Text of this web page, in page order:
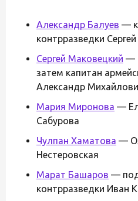
Александр Балуев —
контрразведки
Сергей Маковецкий —
затем капитан
Александр
Мария Миронова —
Сабурова
Чулпан Хаматова —
Нестеровская
Марат Башаров —
контрразведки Иван